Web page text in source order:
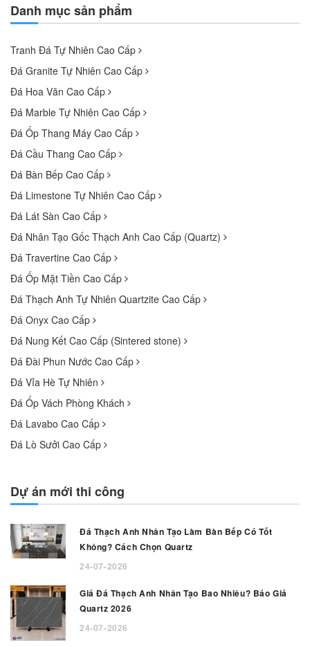
Danh mục sản phẩm
Tranh Đá Tự Nhiên Cao Cấp
Đá Granite Tự Nhiên Cao Cấp
Đá Hoa Văn Cao Cấp
Đá Marble Tự Nhiên Cao Cấp
Đá Ốp Thang Máy Cao Cấp
Đá Cầu Thang Cao Cấp
Đá Bàn Bếp Cao Cấp
Đá Limestone Tự Nhiên Cao Cấp
Đá Lát Sàn Cao Cấp
Đá Nhân Tạo Gốc Thạch Anh Cao Cấp (Quartz)
Đá Travertine Cao Cấp
Đá Ốp Mặt Tiền Cao Cấp
Đá Thạch Anh Tự Nhiên Quartzite Cao Cấp
Đá Onyx Cao Cấp
Đá Nung Kết Cao Cấp (Sintered stone)
Đá Đài Phun Nước Cao Cấp
Đá Vỉa Hè Tự Nhiên
Đá Ốp Vách Phòng Khách
Đá Lavabo Cao Cấp
Đá Lò Sưởi Cao Cấp
Dự án mới thi công
Đá Thạch Anh Nhân Tạo Làm Bàn Bếp Có Tốt
Không? Cách Chọn Quartz
24-07-2026
Giá Đá Thạch Anh Nhân Tạo Bao Nhiêu? Báo Giá
Quartz 2026
24-07-2026